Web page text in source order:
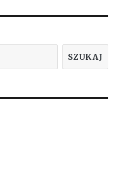
SZUKAJ